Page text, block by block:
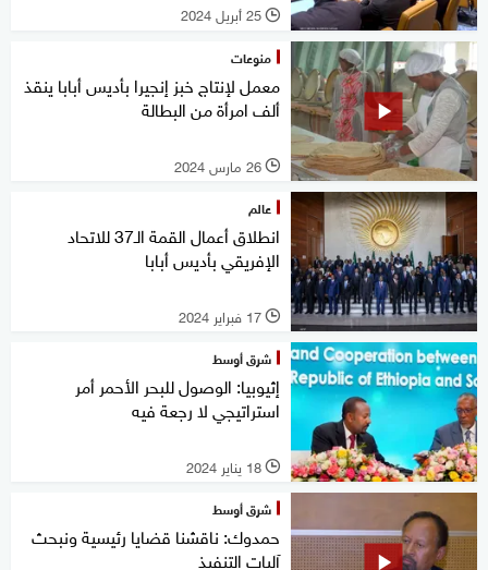
l 25 أبريل 2024
منوعات
معمل لإنتاج خبز إنجيرا بأديس أبابا ينقذ
ألف امرأة من البطالة
l 26 مارس 2024
عالم
انطلاق أعمال القمة الـ37 للاتحاد
الإفريقي بأديس أبابا
l 17 فبراير 2024
شرق أوسط
إثيوبيا: الوصول للبحر الأحمر أمر
استراتيجي لا رجعة فيه
l 18 يناير 2024
شرق أوسط
حمدوك: ناقشنا قضايا رئيسية ونبحث
آليات التنفيذ